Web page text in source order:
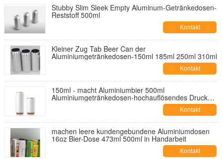
Stubby Slim Sleek Empty Aluminum-Getränkedosen-
Reststoff 500ml
Kontakt
Kleiner Zug Tab Beer Can der
Aluminiumgetränkedosen-150ml 185ml 250ml 310ml
Kontakt
150ml - macht Aluminiumbier 500ml
Aluminiumgetränkedosen-hochauflösendes Drucken
Kontakt
machen leere kundengebundene Aluminiumdosen
16oz Bier-Dose 473ml 500ml in Handarbeit
Kontakt